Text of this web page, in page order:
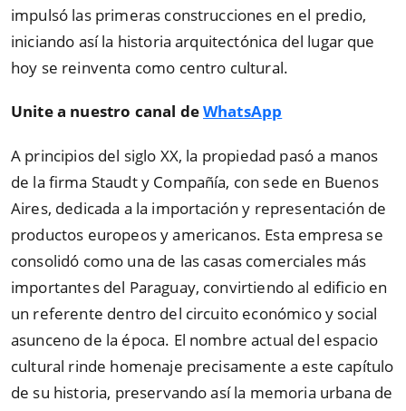
impulsó las primeras construcciones en el predio,
iniciando así la historia arquitectónica del lugar que
hoy se reinventa como centro cultural.
Unite a nuestro canal deWhatsApp
A principios del siglo XX, la propiedad pasó a manos
de la firma Staudt y Compañía, con sede en Buenos
Aires, dedicada a la importación y representación de
productos europeos y americanos. Esta empresa se
consolidó como una de las casas comerciales más
importantes del Paraguay, convirtiendo al edificio en
un referente dentro del circuito económico y social
asunceno de la época. El nombre actual del espacio
cultural rinde homenaje precisamente a este capítulo
de su historia, preservando así la memoria urbana de